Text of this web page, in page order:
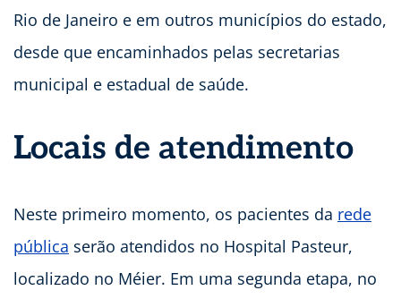
Rio de Janeiro e em outros municípios do estado,
desde que encaminhados pelas secretarias
municipal e estadual de saúde.
Locais de atendimento
Neste primeiro momento, os pacientes da rede
pública serão atendidos no Hospital Pasteur,
localizado no Méier. Em uma segunda etapa, no